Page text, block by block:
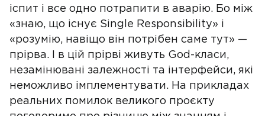
іспит і все одно потрапити в аварію. Бо між
«знаю, що існує Single Responsibility» і
«розумію, навіщо він потрібен саме тут» —
прірва. І в цій прірві живуть God-класи,
незамінювані залежності та інтерфейси, які
неможливо імплементувати. На прикладах
реальних помилок великого проєкту